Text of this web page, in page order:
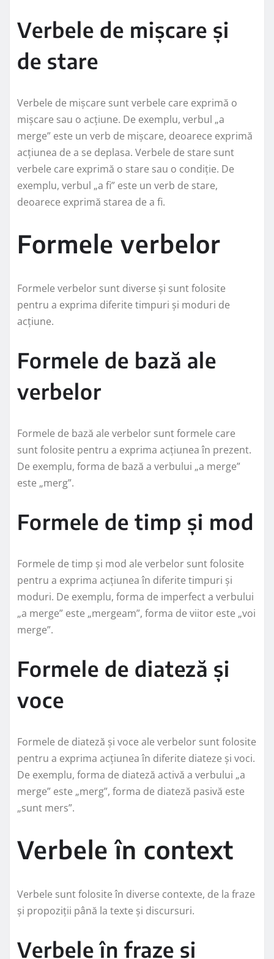
Verbele de mișcare și
de stare
Verbele de mișcare sunt verbele care exprimă o
mișcare sau o acțiune. De exemplu, verbul „a
merge” este un verb de mișcare, deoarece exprimă
acțiunea de a se deplasa. Verbele de stare sunt
verbele care exprimă o stare sau o condiție. De
exemplu, verbul „a fi” este un verb de stare,
deoarece exprimă starea de a fi.
Formele verbelor
Formele verbelor sunt diverse și sunt folosite
pentru a exprima diferite timpuri și moduri de
acțiune.
Formele de bază ale
verbelor
Formele de bază ale verbelor sunt formele care
sunt folosite pentru a exprima acțiunea în prezent.
De exemplu, forma de bază a verbului „a merge”
este „merg”.
Formele de timp și mod
Formele de timp și mod ale verbelor sunt folosite
pentru a exprima acțiunea în diferite timpuri și
moduri. De exemplu, forma de imperfect a verbului
„a merge” este „mergeam”, forma de viitor este „voi
merge”.
Formele de diateză și
voce
Formele de diateză și voce ale verbelor sunt folosite
pentru a exprima acțiunea în diferite diateze și voci.
De exemplu, forma de diateză activă a verbului „a
merge” este „merg”, forma de diateză pasivă este
„sunt mers”.
Verbele în context
Verbele sunt folosite în diverse contexte, de la fraze
și propoziții până la texte și discursuri.
Verbele în fraze și